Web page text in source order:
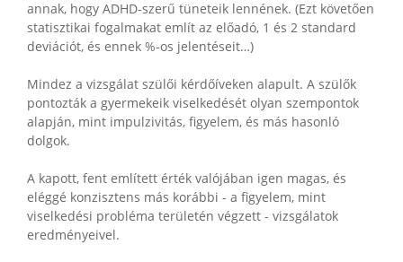
annak, hogy ADHD-szerű tüneteik lennének. (Ezt követően
statisztikai fogalmakat említ az előadó, 1 és 2 standard
deviációt, és ennek %-os jelentéseit…)
Mindez a vizsgálat szülői kérdőíveken alapult. A szülők
pontozták a gyermekeik viselkedését olyan szempontok
alapján, mint impulzivitás, figyelem, és más hasonló
dolgok.
A kapott, fent említett érték valójában igen magas, és
eléggé konzisztens más korábbi - a figyelem, mint
viselkedési probléma területén végzett - vizsgálatok
eredményeivel.